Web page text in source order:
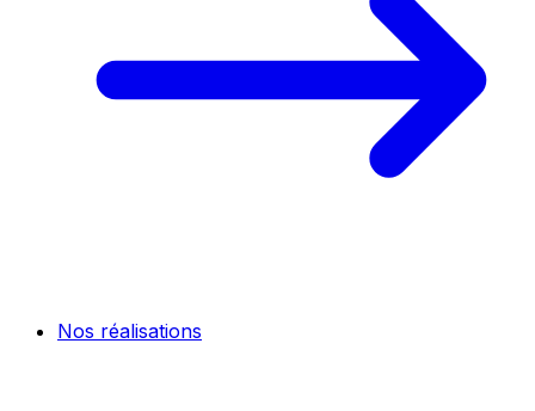
Nos réalisations